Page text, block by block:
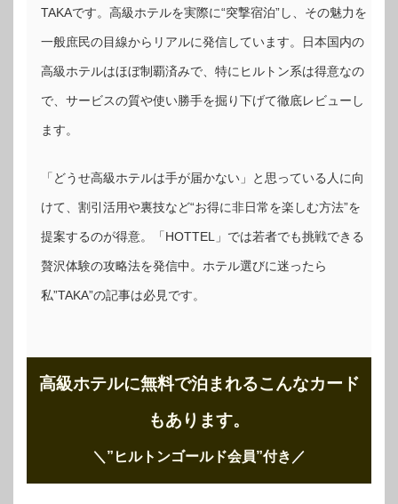
TAKAです。高級ホテルを実際に“突撃宿泊”し、その魅力を
一般庶民の目線からリアルに発信しています。日本国内の
高級ホテルはほぼ制覇済みで、特にヒルトン系は得意なの
で、サービスの質や使い勝手を掘り下げて徹底レビューし
ます。
「どうせ高級ホテルは手が届かない」と思っている人に向
けて、割引活用や裏技など“お得に非日常を楽しむ方法”を
提案するのが得意。「HOTTEL」では若者でも挑戦できる
贅沢体験の攻略法を発信中。ホテル選びに迷ったら
私”TAKA”の記事は必見です。
高級ホテルに無料で泊まれるこんなカード
もあります。
＼”ヒルトンゴールド会員”付き ／